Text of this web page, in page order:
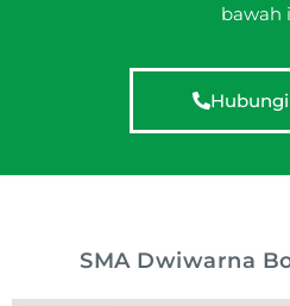
bawah
SMA Dwiwarna